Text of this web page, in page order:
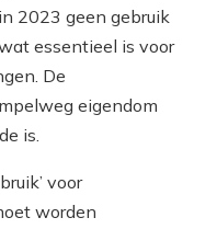
2023 geen gebruik
essentieel is voor
De
eigendom
is.
voor
worden